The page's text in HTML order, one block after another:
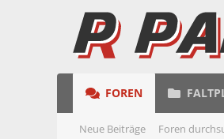
FOREN
Neue Beiträge Foren